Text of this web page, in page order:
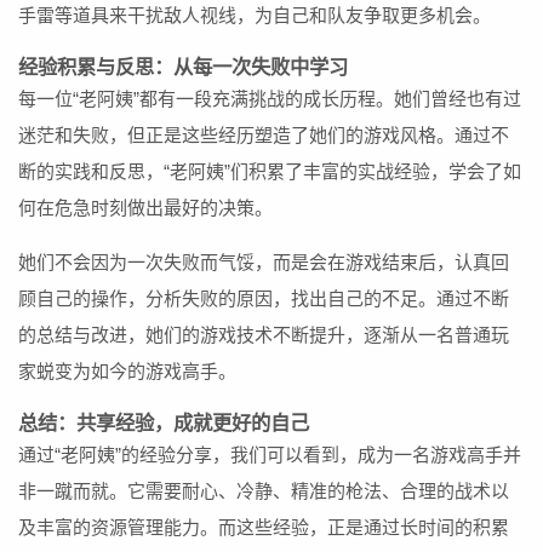
手雷等道具来干扰敌人视线，为自己和队友争取更多机会。
经验积累与反思：从每一次失败中学习
每一位“老阿姨”都有一段充满挑战的成长历程。她们曾经也有过
迷茫和失败，但正是这些经历塑造了她们的游戏风格。通过不
断的实践和反思，“老阿姨”们积累了丰富的实战经验，学会了如
何在危急时刻做出最好的决策。
她们不会因为一次失败而气馁，而是会在游戏结束后，认真回
顾自己的操作，分析失败的原因，找出自己的不足。通过不断
的总结与改进，她们的游戏技术不断提升，逐渐从一名普通玩
家蜕变为如今的游戏高手。
总结：共享经验，成就更好的自己
通过“老阿姨”的经验分享，我们可以看到，成为一名游戏高手并
非一蹴而就。它需要耐心、冷静、精准的枪法、合理的战术以
及丰富的资源管理能力。而这些经验，正是通过长时间的积累